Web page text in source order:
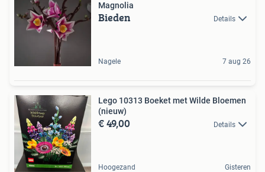
Magnolia
Bieden Details
Nagele 7 aug 26
Lego 10313 Boeket met Wilde Bloemen
(nieuw)
€ 49,00 Details
Hoogezand Gisteren